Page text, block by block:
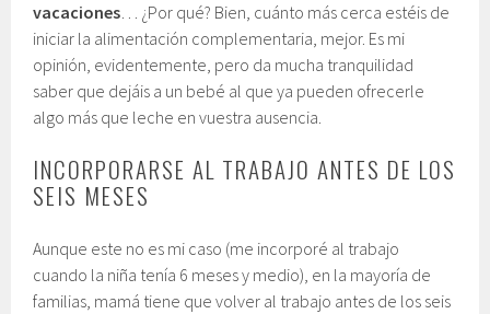
vacaciones… ¿Por qué? Bien, cuánto más cerca estéis de
iniciar la alimentación complementaria, mejor. Es mi
opinión, evidentemente, pero da mucha tranquilidad
saber que dejáis a un bebé al que ya pueden ofrecerle
algo más que leche en vuestra ausencia.
INCORPORARSE AL TRABAJO ANTES DE LOS
SEIS MESES
Aunque este no es mi caso (me incorporé al trabajo
cuando la niña tenía 6 meses y medio), en la mayoría de
familias, mamá tiene que volver al trabajo antes de los seis